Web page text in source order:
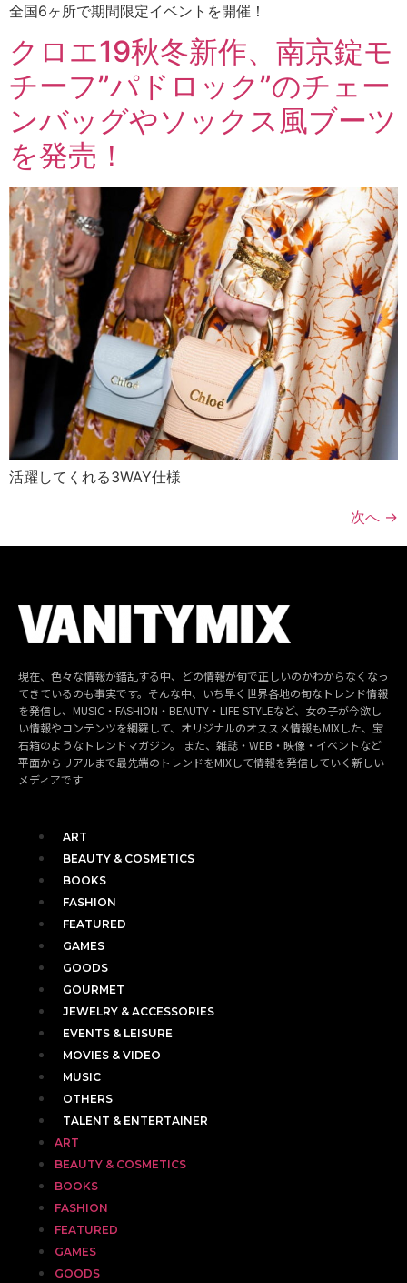
全国6ヶ所で期間限定イベントを開催！
クロエ19秋冬新作、南京錠モ
チーフ”パドロック”のチェー
ンバッグやソックス風ブーツ
を発売！
活躍してくれる3WAY仕様
次へ →
現在、色々な情報が錯乱する中、どの情報が旬で正しいのかわからなくなっ
てきているのも事実です。そんな中、いち早く世界各地の旬なトレンド情報
を発信し、MUSIC・FASHION・BEAUTY・LIFE STYLEなど、女の子が今欲し
い情報やコンテンツを網羅して、オリジナルのオススメ情報もMIXした、宝
石箱のようなトレンドマガジン。 また、雑誌・WEB・映像・イベントなど
平面からリアルまで最先端のトレンドをMIXして情報を発信していく新しい
メディアです
ART
BEAUTY & COSMETICS
BOOKS
FASHION
FEATURED
GAMES
GOODS
GOURMET
JEWELRY & ACCESSORIES
EVENTS & LEISURE
MOVIES & VIDEO
MUSIC
OTHERS
TALENT & ENTERTAINER
ART
BEAUTY & COSMETICS
BOOKS
FASHION
FEATURED
GAMES
GOODS